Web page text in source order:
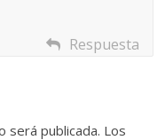
Respuesta
será publicada. Los